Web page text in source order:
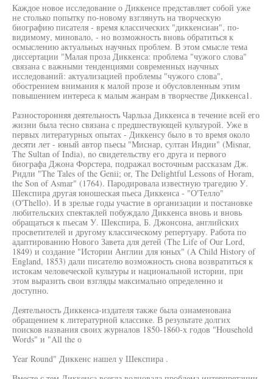
Каждое новое исследование о Диккенсе представляет собой уже
не столько попытку по-новому взглянуть на творческую
биографию писателя - время классических "диккенсиан", по-
видимому, миновало, - но возможность вновь обратиться к
осмыслению актуальных научных проблем. В этом смысле тема
диссертации "Малая проза Диккенса: проблема "чужого слова"
связана с важными тенденциями современных научных
исследований: актуализацией проблемы "чужого слова",
обострением внимания к малой прозе и обусловленным этим
повышением интереса к малым жанрам в творчестве Диккенса1.
Разносторонняя деятельность Чарльза Диккенса в течение всей его
жизни была тесно связана с предшествующей культурой. Уже в
первых литературных опытах - Диккенсу было в то время около
десяти лет - юный автор пьесы "Миснар, султан Индии" (Misnar,
The Sultan of India), no свидетельству его друга и первого
биографа Джона Форстера, подражал восточным рассказам Дж.
Ридли "The Tales of the Genii; or, The Delightful Lessons of Horam,
the Son of Asmar" (1764). Пародировала известную трагедию У.
Шекспира другая юношеская пьеса Диккенса - "О'Телло"
(O'Thello). И в зрелые годы участие в организации и постановке
любительских спектаклей побуждало Диккенса вновь и вновь
обращаться к пьесам У. Шекспира, Б. Джонсона, английских
просветителей и другому классическому репертуару. Работа по
адаптированию Нового Завета для детей (The Life of Our Lord,
1849) и создание "Истории Англии для юных" (A Child History of
England, 1853) дали писателю возможность снова возвратиться к
истокам человеческой культуры и национальной истории, при
этом выразить свои взгляды максимально определенно и
доступно.
Деятельность Диккенса-издателя также была ознаменована
обращением к литературной классике. В результате долгих
поисков названия своих журналов 1850-1860-х годов "Household
Words" и "All the о
Year Round" Диккенс нашел у Шекспира .